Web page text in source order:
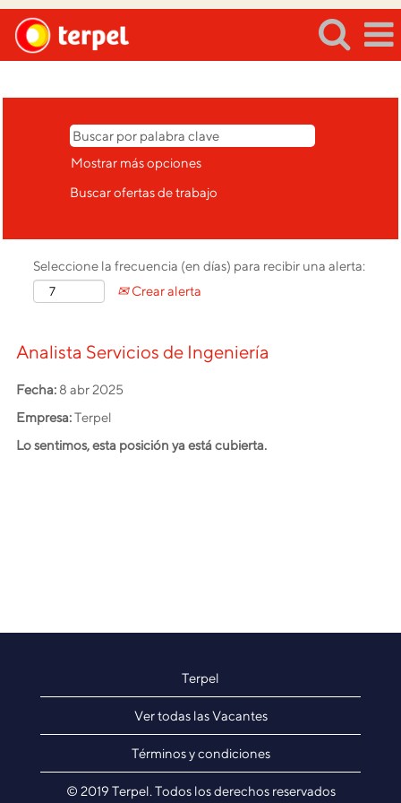
Mostrar más opciones
Seleccione la frecuencia (en días) para recibir una alerta:
Crear alerta
Analista Servicios de Ingeniería
Fecha: 8 abr 2025
Empresa:Terpel
Lo sentimos, esta posición ya está cubierta.
Terpel
Ver todas las Vacantes
Términos y condiciones
© 2019 Terpel. Todos los derechos reservados